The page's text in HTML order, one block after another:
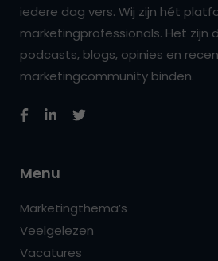
iedere dag vers. Wij zijn hét
marketingprofessionals. Het zijn
podcasts, blogs, opinies en
marketingcommunity binden.
Menu
Marketingthema’s
Veelgelezen
Vacatures